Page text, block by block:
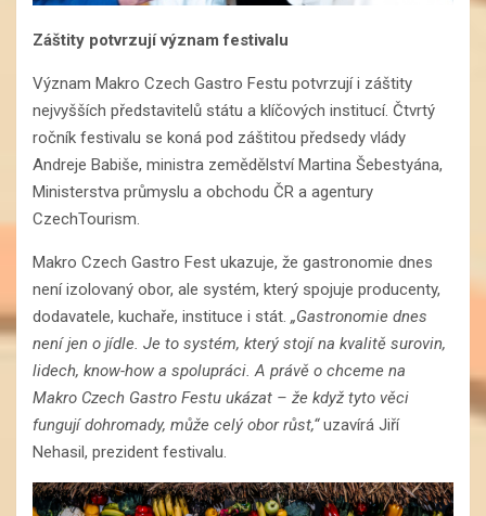
Záštity potvrzují význam festivalu
Význam Makro Czech Gastro Festu potvrzují i záštity
nejvyšších představitelů státu a klíčových institucí. Čtvrtý
ročník festivalu se koná pod záštitou předsedy vlády
Andreje Babiše, ministra zemědělství Martina Šebestyána,
Ministerstva průmyslu a obchodu ČR a agentury
CzechTourism.
Makro Czech Gastro Fest ukazuje, že gastronomie dnes
není izolovaný obor, ale systém, který spojuje producenty,
dodavatele, kuchaře, instituce i stát. „Gastronomie dnes
není jen o jídle. Je to systém, který stojí na kvalitě surovin,
lidech, know-how a spolupráci. A právě o chceme na
Makro Czech Gastro Festu ukázat – že když tyto věci
fungují dohromady, může celý obor růst,“uzavírá Jiří
Nehasil, prezident festivalu.